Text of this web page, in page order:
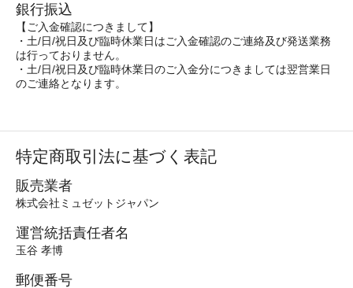
銀行振込
【ご入金確認につきまして】
・土/日/祝日及び臨時休業日はご入金確認のご連絡及び発送業務
は行っておりません。
・土/日/祝日及び臨時休業日のご入金分につきましては翌営業日
のご連絡となります。
特定商取引法に基づく表記
販売業者
株式会社ミュゼットジャパン
運営統括責任者名
玉谷 孝博
郵便番号